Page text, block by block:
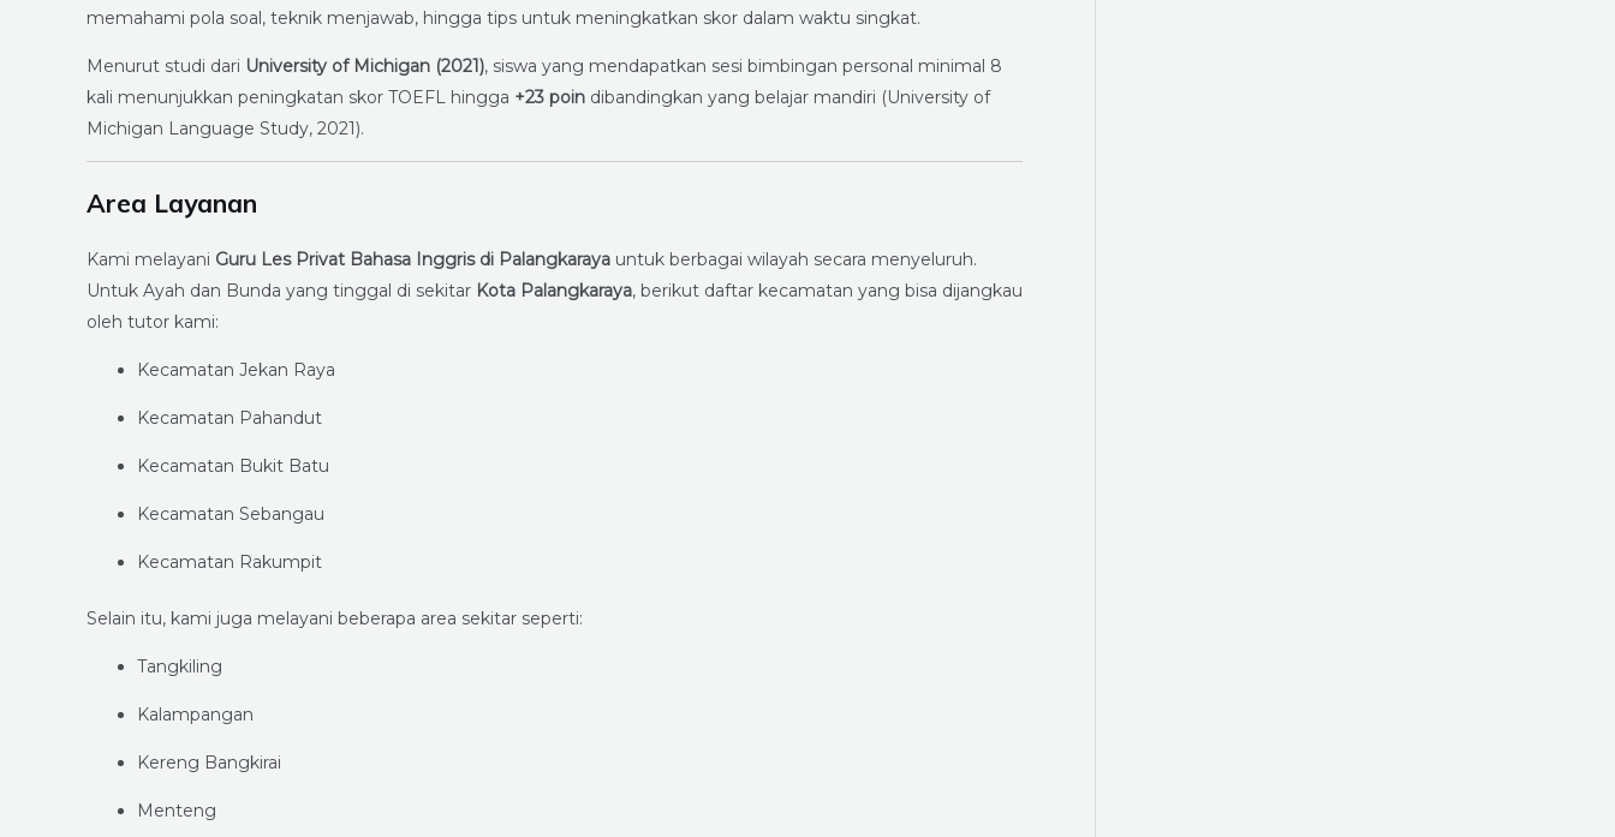
memahami pola soal, teknik menjawab, hingga tips untuk meningkatkan skor dalam waktu singkat.
Menurut studi dari University of Michigan (2021), siswa yang mendapatkan sesi bimbingan personal minimal 8
kali menunjukkan peningkatan skor TOEFL hingga +23 poin dibandingkan yang belajar mandiri (University of
Michigan Language Study, 2021).
Area Layanan
Kami melayani Guru Les Privat Bahasa Inggris di Palangkaraya untuk berbagai wilayah secara menyeluruh.
Untuk Ayah dan Bunda yang tinggal di sekitar Kota Palangkaraya, berikut daftar kecamatan yang bisa dijangkau
oleh tutor kami:
Kecamatan Jekan Raya
Kecamatan Pahandut
Kecamatan Bukit Batu
Kecamatan Sebangau
Kecamatan Rakumpit
Selain itu, kami juga melayani beberapa area sekitar seperti:
Tangkiling
Kalampangan
Kereng Bangkirai
Menteng